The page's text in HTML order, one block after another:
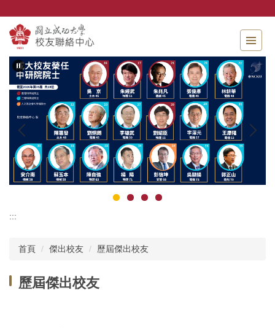
主
要
內
容
區
:::
首頁 傑出校友 歷屆傑出校友
歷屆傑出校友